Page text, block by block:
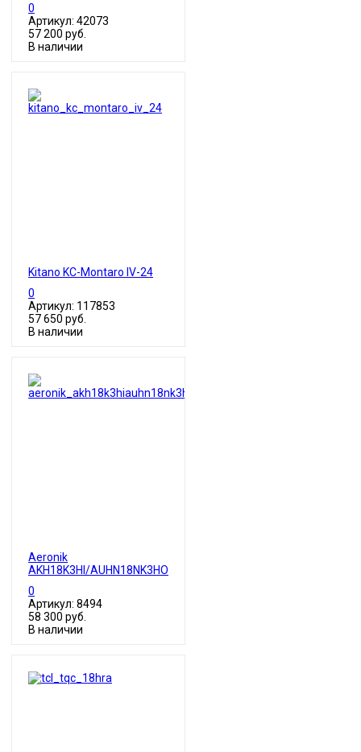
0
Артикул: 42073
57 200 руб.
В наличии
Kitano KC-Montaro IV-24
0
Артикул: 117853
57 650 руб.
В наличии
Aeronik
AKH18K3HI/AUHN18NK3HO
0
Артикул: 8494
58 300 руб.
В наличии